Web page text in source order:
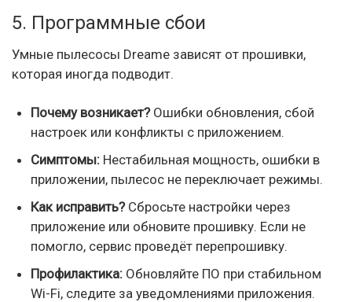
5. Программные сбои
Умные пылесосы Dreame зависят от прошивки,
которая иногда подводит.
Почему возникает?Ошибки обновления, сбой
настроек или конфликты с приложением.
Симптомы: Нестабильная мощность, ошибки в
приложении, пылесос не переключает режимы.
Как исправить?Сбросьте настройки через
приложение или обновите прошивку. Если не
помогло, сервис проведёт перепрошивку.
Профилактика: Обновляйте ПО при стабильном
Wi-Fi, следите за уведомлениями приложения.